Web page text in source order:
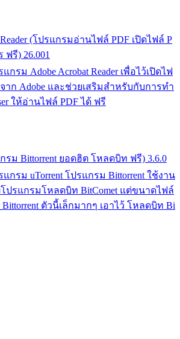
Reader (โปรแกรมอ่านไฟล์ PDF เปิดไฟล์ P
ฟรี) 26.001
รม Adobe Acrobat Reader เพื่อไว้เปิดไฟ
จาก Adobe และช่วยเสริมสำหรับกับการทำ
ให้อ่านไฟล์ PDF ได้ ฟรี
กรม Bittorrent ยอดฮิต โหลดบิท ฟรี) 3.6.0
กรม uTorrent โปรแกรม Bittorrent ใช้งาน
ปรแกรมโหลดบิท BitComet แต่ขนาดไฟล์
ตัวนี้เล็กมากๆ เอาไว้ โหลดบิท Bi